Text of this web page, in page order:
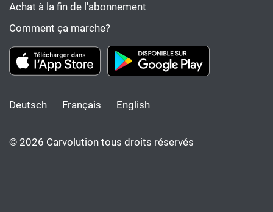
Achat à la fin de l'abonnement
Comment ça marche?
Deutsch Français English
© 2026 Carvolution tous droits réservés